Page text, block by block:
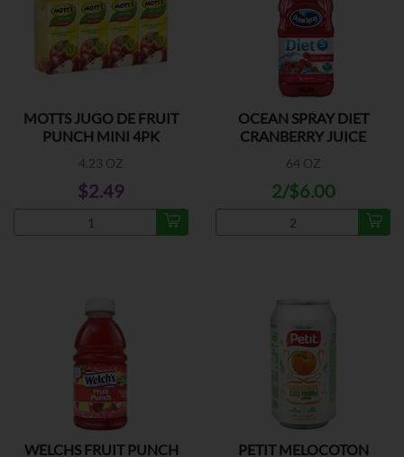
MOTTS JUGO DE FRUIT
PUNCH MINI 4PK
4.23 OZ
$2.49
OCEAN SPRAY DIET
CRANBERRY JUICE
64 OZ
2/$6.00
WELCHS FRUIT PUNCH PETIT MELOCOTON